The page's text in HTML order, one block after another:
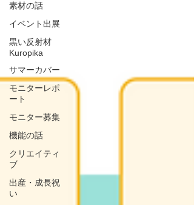
素材の話
イベント出展
黒い反射材
Kuropika
サマーカバー
モニターレポ
ート
モニター募集
機能の話
クリエイティ
ブ
出産・成長祝
い